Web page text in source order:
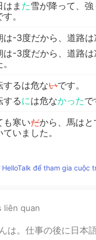
はま た雪が降って、
。
は-3度だから、道路は
は-3度だから、道路は
するは危ないです。
するには危なかったで
も寒いだから、馬は
ていました。
、シェトランドポニー
HelloTalk để tham gia cuộc
liên quan
ました。書いた日本語はあっていますか？厳しく訂正してください。漢字のバランスは難しいです。💕❤📝ちなみに